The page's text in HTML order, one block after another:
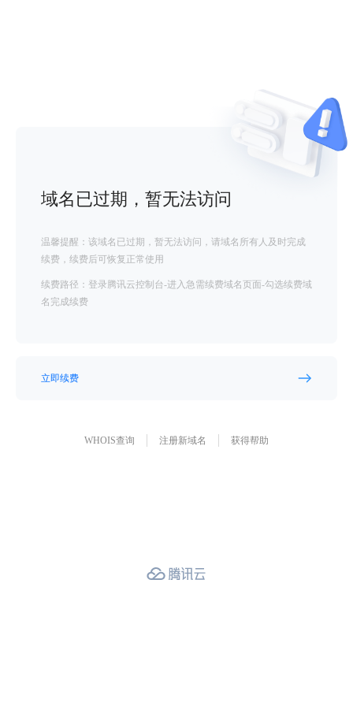
域名已过期，暂无法访问
温馨提醒：该域名已过期，暂无法访问，请域名所有人及时完成
续费，续费后可恢复正常使用
续费路径：登录腾讯云控制台-进入急需续费域名页面-勾选续费域
名完成续费
立即续费
WHOIS查询 注册新域名 获得帮助